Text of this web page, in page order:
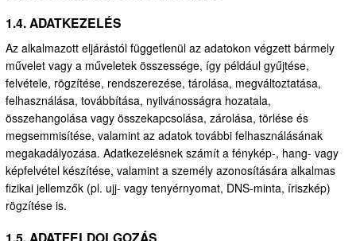
1.4. ADATKEZELÉS
Az alkalmazott eljárástól függetlenül az adatokon végzett bármely
művelet vagy a műveletek összessége, így például gyűjtése,
felvétele, rögzítése, rendszerezése, tárolása, megváltoztatása,
felhasználása, továbbítása, nyilvánosságra hozatala,
összehangolása vagy összekapcsolása, zárolása, törlése és
megsemmisítése, valamint az adatok további felhasználásának
megakadályozása. Adatkezelésnek számít a fénykép-, hang- vagy
képfelvétel készítése, valamint a személy azonosítására alkalmas
fizikai jellemzők (pl. ujj- vagy tenyérnyomat, DNS-minta, íriszkép)
rögzítése is.